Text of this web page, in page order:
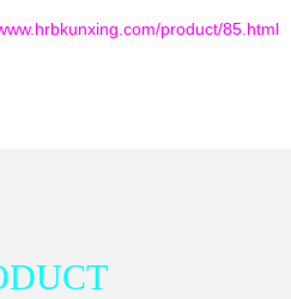
product/85.html